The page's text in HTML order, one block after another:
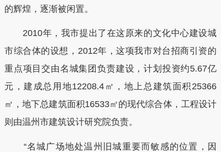
的辉煌，逐渐被闲置。
2010年，我市提出了在这原来的文化中心建设城
市综合体的设想，2012年，这项我市对台招商引资的
重点项目交由名城集团负责建设，计划投资约5.67亿
元，建成总用地12208.4㎡，地上总建筑面积25366
㎡，地下总建筑面积16533㎡的现代综合体，工程设计
则由温州市建筑设计研究院负责。
“名城广场地处温州旧城重要而敏感的位置，因